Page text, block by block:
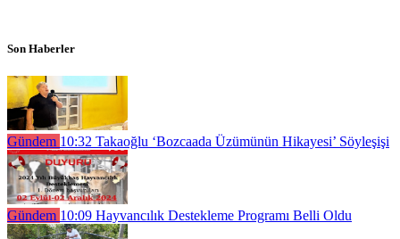
Son Haberler
Gündem 10:32 Takaoğlu ‘Bozcaada Üzümünün Hikayesi’ Söyleşişi
Gündem 10:09 Hayvancılık Destekleme Programı Belli Oldu